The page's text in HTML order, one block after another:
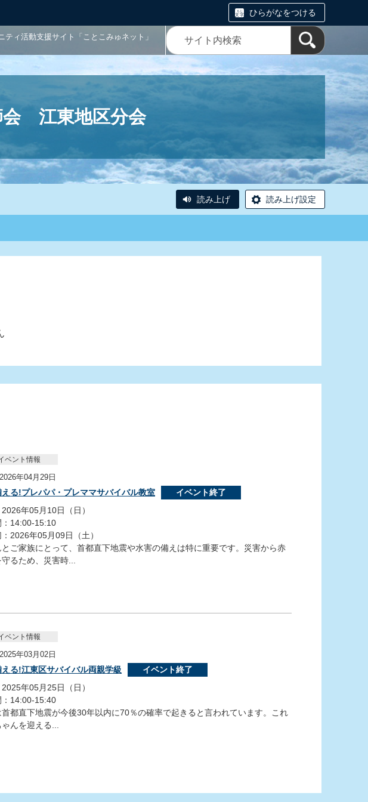
ひらがなをつける
ティ活動支援サイト「ことこみゅネット」
会 江東地区分会
読み上げ 読み上げ設定
ベント情報
年04月29日
える!プレパパ・プレママサバイバル教室
イベント終了
年05月10日（日）
：14:00‐15:10
2026年05月09日（土）
ご家族にとって、首都直下地震や水害の備えは特に重要です。災害から赤
るため、災害時...
ベント情報
年03月02日
える!江東区サバイバル両親学級
イベント終了
年05月25日（日）
：14:00‐15:40
都直下地震が今後30年以内に70％の確率で起きると言われています。これ
んを迎える...